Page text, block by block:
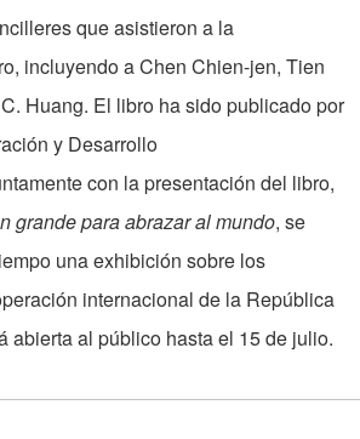
que asistieron a la
incluyendo a Chen Chien-jen, Tien
Huang. El libro ha sido publicado por
y Desarrollo
con la presentación del libro,
grande para abrazar al mundo, se
una exhibición sobre los
internacional de la República
abierta al público hasta el 15 de julio.